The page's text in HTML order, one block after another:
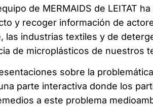
de MERMAIDS de LEITAT
y recoger información de
las industrias textiles y de
de microplásticos de nuestros
sobre la
parte interactiva donde los
a este problema